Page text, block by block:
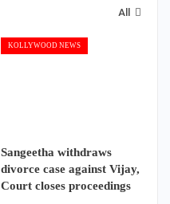
All
KOLLYWOOD NEWS
Sangeetha withdraws
divorce case against Vijay,
Court closes proceedings